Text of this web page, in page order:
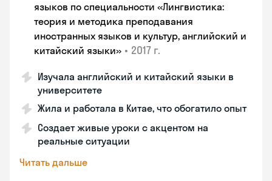
языков по специальности «Лингвистика:
теория и методика преподавания
иностранных языков и культур, английский и
китайский языки» • 2017 г.
Изучала английский и китайский языки в
университете
Жила и работала в Китае, что обогатило опыт
Создает живые уроки с акцентом на
реальные ситуации
Читать дальше